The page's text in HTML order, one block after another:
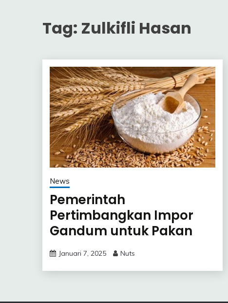
Tag: Zulkifli Hasan
News
Pemerintah
Pertimbangkan Impor
Gandum untuk Pakan
Ternak, Gimana Nasib
Pedagang Lokal?
Januari 7, 2025 Nuts